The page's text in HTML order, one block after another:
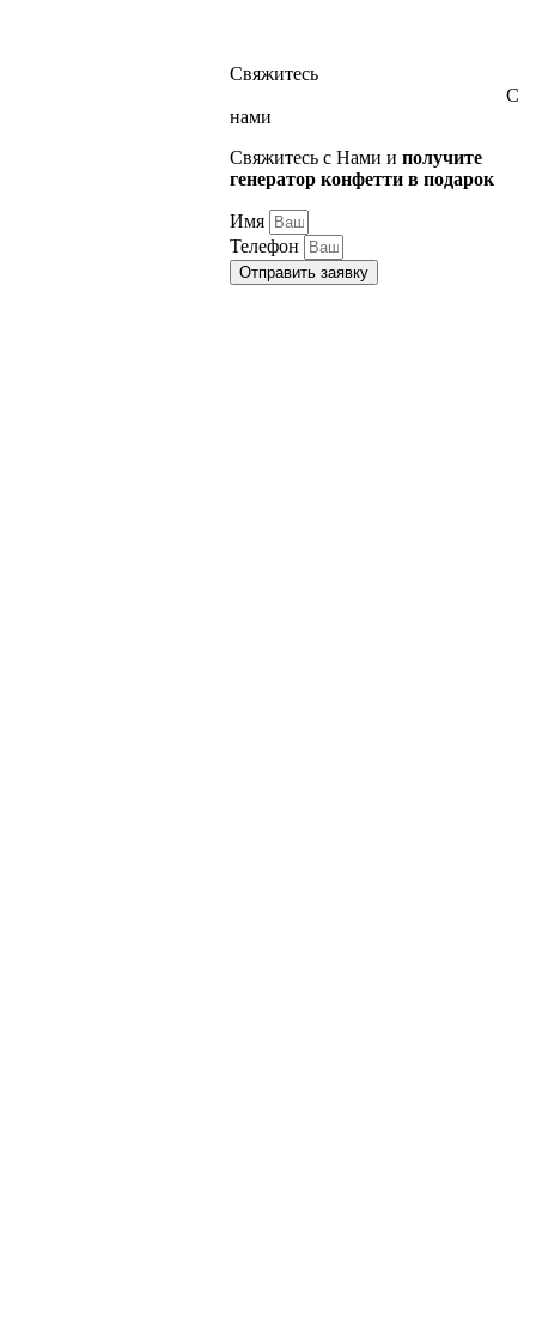
Свяжитесь
С
нами
Свяжитесь с Нами и получите
генератор конфетти в подарок
Имя
Телефон
Отправить заявку